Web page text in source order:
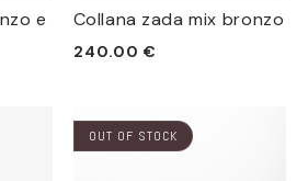
e
Collana zada mix bronzo
Prezzo
240.00 €
OUT OF STOCK